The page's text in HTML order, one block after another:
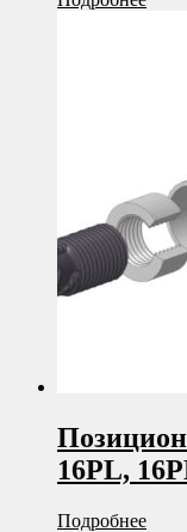
16PL,
Подробнее